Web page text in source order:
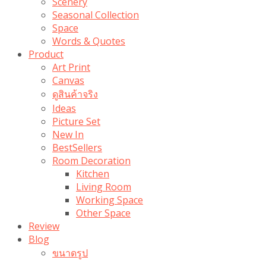
Seasonal Collection
Space
Words & Quotes
Product
Art Print
Canvas
ดูสินค้าจริง
Ideas
Picture Set
New In
BestSellers
Room Decoration
Kitchen
Living Room
Working Space
Other Space
Review
Blog
ขนาดรูป